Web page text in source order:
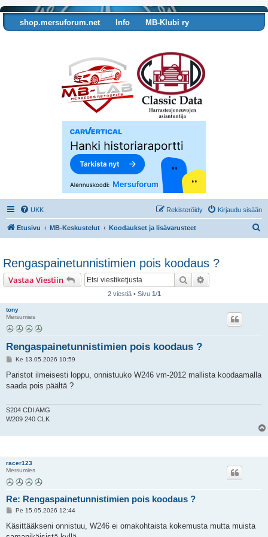
shop.mersuforum.net Info
MB-Klubi ry
UKK Kirjaudu sisään
Rekisteröidy
Etusivu MB-Keskustelut Koodaukset ja lisävarusteet
Rengaspainetunnistimien pois koodaus ?
Vastaa Viestiin Etsi
2 viestiä • Sivu 1/1
tony
Mersumies
Rengaspainetunnistimien pois koodaus ?
V
e
t
Ke 13.05.2026 10:59
Paristot ilmeisesti loppu, onnistuuko W246 vm-2012 mallista koodaamalla
saada pois päältä ?
S204 CDI AMG
W209 240 CLK
racer123
Mersumies
Re: Rengaspainetunnistimien pois koodaus ?
V
e
Pe 15.05.2026 12:44
Käsittääkseni onnistuu, W246 ei omakohtaista kokemusta mutta muista